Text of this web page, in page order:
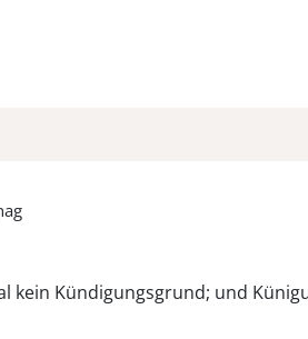
kein Kündigungsgrund; und